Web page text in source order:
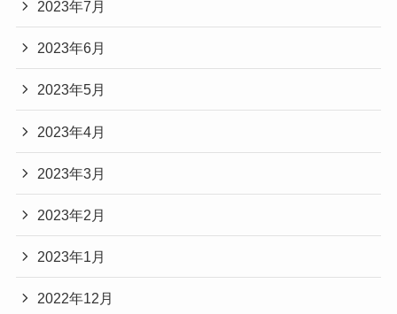
2023年7月
2023年6月
2023年5月
2023年4月
2023年3月
2023年2月
2023年1月
2022年12月